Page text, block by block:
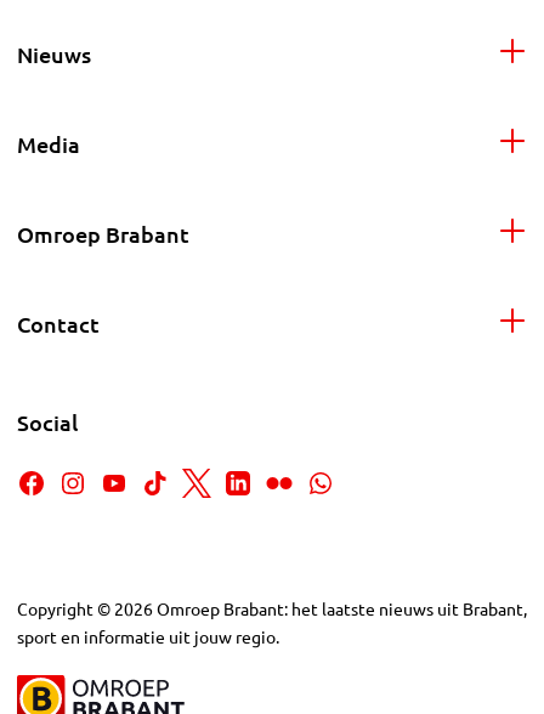
Nieuws
Media
Omroep Brabant
Contact
Social
Copyright © 2026Omroep Brabant: het laatste nieuws uit Brabant,
sport en informatie uit jouw regio.